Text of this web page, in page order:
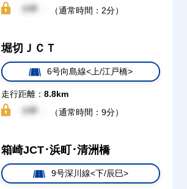
（通常時間：2分）
堀切ＪＣＴ
6号向島線<上/江戸橋>
走行距離： 8.8km
（通常時間：9分）
箱崎JCT･浜町･清洲橋
9号深川線<下/辰巳>